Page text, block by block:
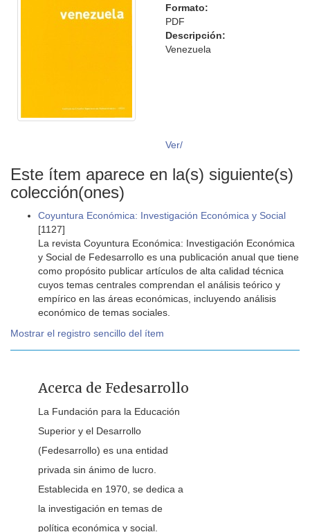
Formato:
PDF
Descripción:
Venezuela
Ver/
Este ítem aparece en la(s) siguiente(s)
colección(ones)
Coyuntura Económica: Investigación Económica y Social
[1127]
La revista Coyuntura Económica: Investigación Económica
y Social de Fedesarrollo es una publicación anual que tiene
como propósito publicar artículos de alta calidad técnica
cuyos temas centrales comprendan el análisis teórico y
empírico en las áreas económicas, incluyendo análisis
económico de temas sociales.
Mostrar el registro sencillo del ítem
Acerca de Fedesarrollo
La Fundación para la Educación
Superior y el Desarrollo
(Fedesarrollo) es una entidad
privada sin ánimo de lucro.
Establecida en 1970, se dedica a
la investigación en temas de
política económica y social.